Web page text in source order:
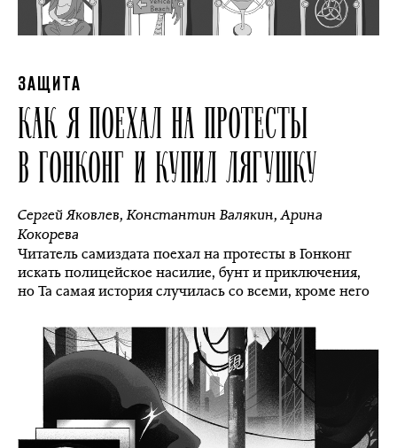
ЗАЩИТА
КАК Я ПОЕХАЛ НА ПРОТЕСТЫ
В ГОНКОНГ И КУПИЛ ЛЯГУШКУ
Сергей Яковлев,Константин Валякин,Арина
Кокорева
Читатель самиздата поехал на протесты в Гонконг
искать полицейское насилие, бунт и приключения,
но Та самая история случилась со всеми, кроме него